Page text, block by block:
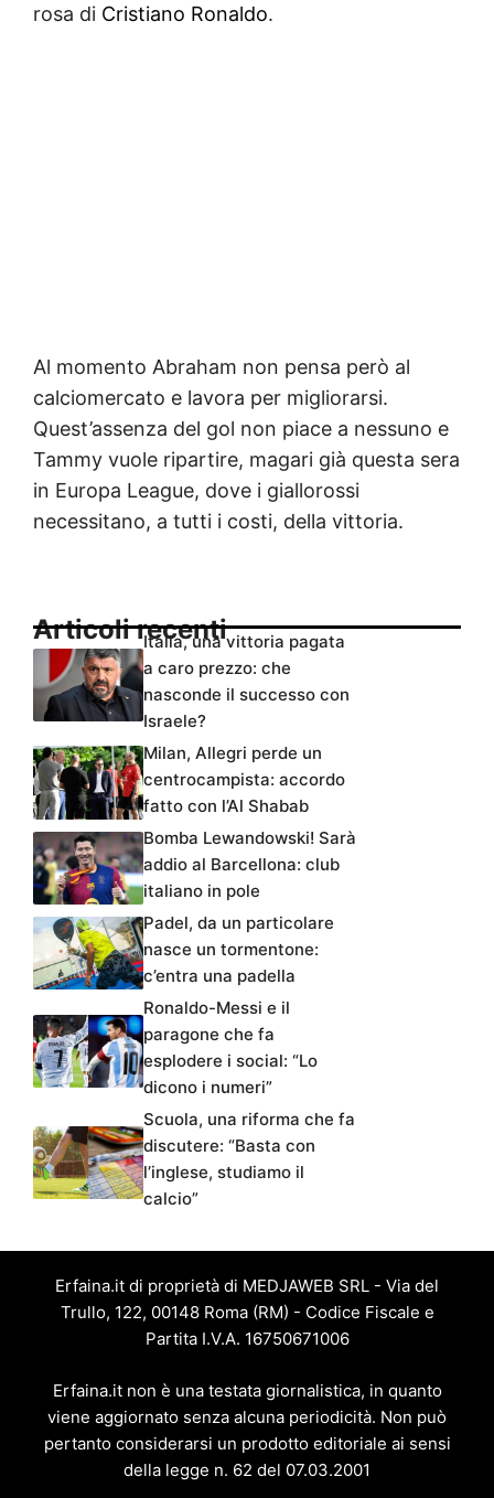
rosa di Cristiano Ronaldo.
Al momento Abraham non pensa però al
calciomercato e lavora per migliorarsi.
Quest’assenza del gol non piace a nessuno e
Tammy vuole ripartire, magari già questa sera
in Europa League, dove i giallorossi
necessitano, a tutti i costi, della vittoria.
Articoli recentiItalia, una vittoria pagata
a caro prezzo: che
nasconde il successo con
Israele?
Milan, Allegri perde un
centrocampista: accordo
fatto con l’Al Shabab
Bomba Lewandowski! Sarà
addio al Barcellona: club
italiano in pole
Padel, da un particolare
nasce un tormentone:
c’entra una padella
Ronaldo-Messi e il
paragone che fa
esplodere i social: “Lo
dicono i numeri”
Scuola, una riforma che fa
discutere: “Basta con
l’inglese, studiamo il
calcio”
Erfaina.it di proprietà di MEDJAWEB SRL - Via del
Trullo, 122, 00148 Roma (RM) - Codice Fiscale e
Partita I.V.A. 16750671006
Erfaina.it non è una testata giornalistica, in quanto
viene aggiornato senza alcuna periodicità. Non può
pertanto considerarsi un prodotto editoriale ai sensi
della legge n. 62 del 07.03.2001